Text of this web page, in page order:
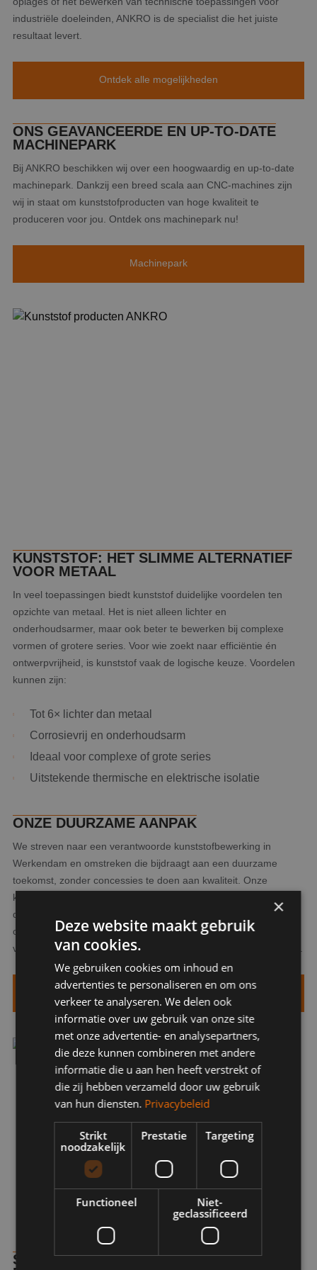
industriële doeleinden, ANKRO is de specialist die het juiste
resultaat levert.
Ontdek alle mogelijkheden
ONS GEAVANCEERDE EN UP-TO-DATE
MACHINEPARK
Bij ANKRO beschikken wij over een hoogwaardig en up-to-date
machinepark. Dankzij een breed scala aan CNC-machines zijn
wij in staat om kunststofproducten van hoge kwaliteit te
produceren voor jou. Ontdek ons machinepark nu!
Machinepark
KUNSTSTOF: HET SLIMME ALTERNATIEF
VOOR METAAL
In veel toepassingen biedt kunststof duidelijke voordelen ten
opzichte van metaal. Het is niet alleen lichter en
onderhoudsarmer, maar ook beter te bewerken bij complexe
vormen of grotere series. Voor wie zoekt naar efficiëntie én
ontwerpvrijheid, is kunststof vaak de logische keuze. Voordelen
kunnen zijn:
Tot 6× lichter dan metaal
Corrosievrij en onderhoudsarm
Ideaal voor complexe of grote series
Uitstekende thermische en elektrische isolatie
ONZE DUURZAME AANPAK
We streven naar een verantwoorde kunststofbewerking in
Werkendam en omstreken die bijdraagt aan een duurzame
toekomst, zonder concessies te doen aan kwaliteit. Onze
klantgerichte aanpak zorgt voor duidelijke communicatie, korte
doorlooptijden en oplossingen op maat. Of je nu een technisch
ontwerp of advies nodig hebt, wij denken met je mee en zorgen
voor nauwkeurige kunststofbewerking volgens jouw specificaties.
Bekijk meer over onze duurzaamheidsaanpak
SPECIALIST IN KUNSTSTOF
×
Deze website maakt gebruik
van cookies.
We gebruiken cookies om inhoud en
advertenties te personaliseren en om ons
verkeer te analyseren. We delen ook
informatie over uw gebruik van onze site
met onze advertentie- en analysepartners,
die deze kunnen combineren met andere
informatie die u aan hen heeft verstrekt of
die zij hebben verzameld door uw gebruik
van hun diensten. Privacybeleid
Strikt
noodzakelijk
Prestatie Targeting
Functioneel
Niet-
geclassificeerd